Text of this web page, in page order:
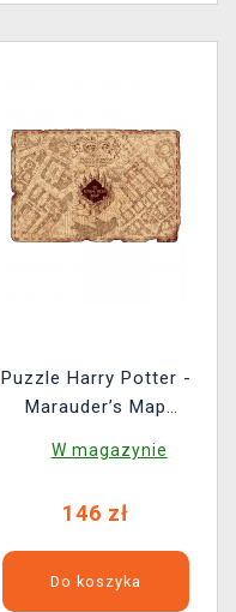
Puzzle Harry Potter -
Marauder’s Map
W magazynie
146 zł
Do koszyka